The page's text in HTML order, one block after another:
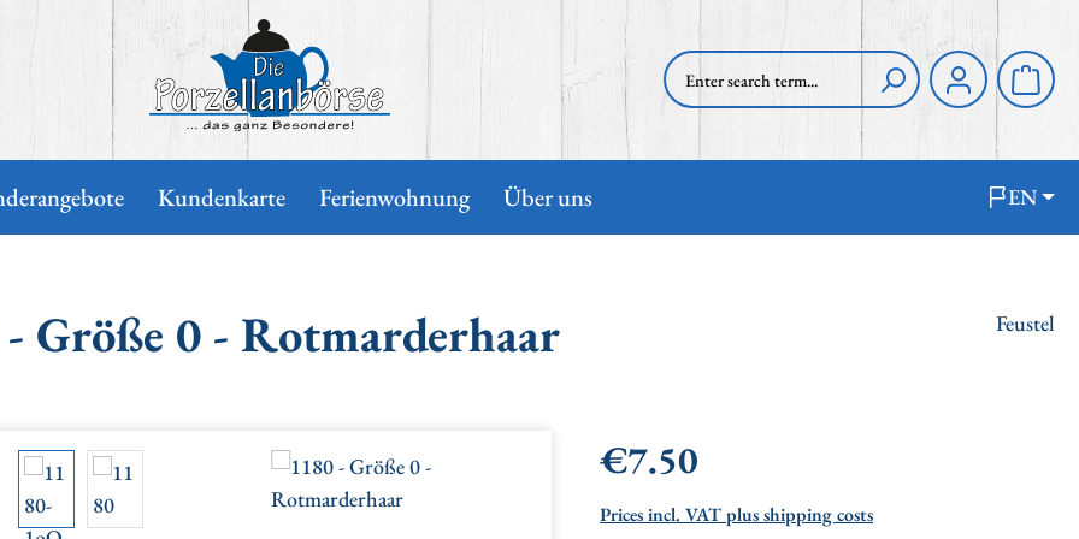
Kundenkarte Ferienwohnung Über uns EN
- Größe 0 - Rotmarderhaar Feustel
gallery
Regular price:
€7.50
Prices incl. VAT plus shipping costs